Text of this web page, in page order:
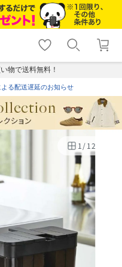
shopping_cart lock_outline
ログイン
物で送料無料！
る配送遅延のお知らせ
1/12